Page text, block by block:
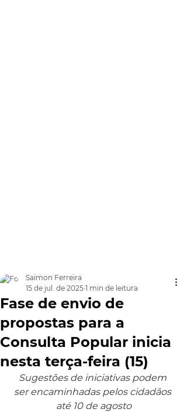
Fase de envio de
propostas para a
Consulta Popular inicia
nesta terça-feira (15)
Saimon Ferreira
15 de jul. de 2025 1 min de leitura
Sugestões de iniciativas podem
ser encaminhadas pelos cidadãos
até 10 de agosto